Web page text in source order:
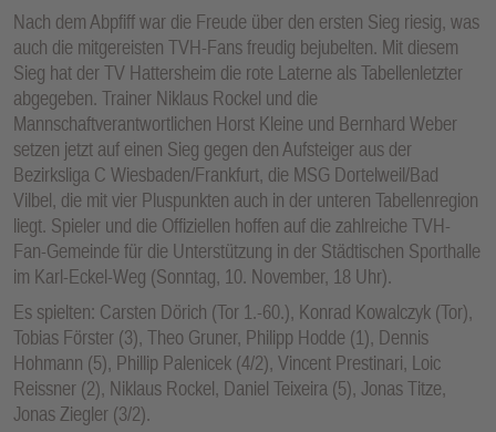
Nach dem Abpfiff war die Freude über den ersten Sieg riesig, was
auch die mitgereisten TVH-Fans freudig bejubelten. Mit diesem
Sieg hat der TV Hattersheim die rote Laterne als Tabellenletzter
abgegeben. Trainer Niklaus Rockel und die
Mannschaftverantwortlichen Horst Kleine und Bernhard Weber
setzen jetzt auf einen Sieg gegen den Aufsteiger aus der
Bezirksliga C Wiesbaden/Frankfurt, die MSG Dortelweil/Bad
Vilbel, die mit vier Pluspunkten auch in der unteren Tabellenregion
liegt. Spieler und die Offiziellen hoffen auf die zahlreiche TVH-
Fan-Gemeinde für die Unterstützung in der Städtischen Sporthalle
im Karl-Eckel-Weg (Sonntag, 10. November, 18 Uhr).
Es spielten: Carsten Dörich (Tor 1.-60.), Konrad Kowalczyk (Tor),
Tobias Förster (3), Theo Gruner, Philipp Hodde (1), Dennis
Hohmann (5), Phillip Palenicek (4/2), Vincent Prestinari, Loic
Reissner (2), Niklaus Rockel, Daniel Teixeira (5), Jonas Titze,
Jonas Ziegler (3/2).